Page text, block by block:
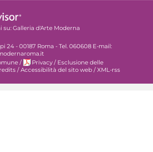
su: Galleria d'Arte Moderna
24 - 00187 Roma - Tel. 060608 E-mail:
/ Privacy / Esclusione delle
/Accessibilità del sito web /XML-rss